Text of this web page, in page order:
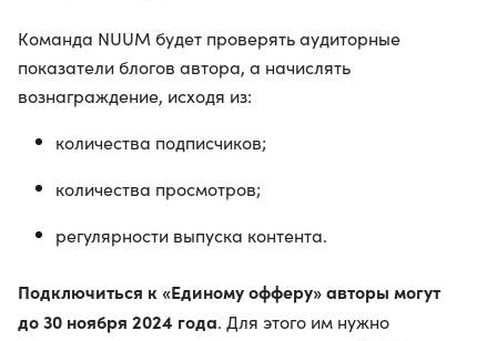
Команда NUUM будет проверять аудиторные
показатели блогов автора, а начислять
вознаграждение, исходя из:
количества подписчиков;
количества просмотров;
регулярности выпуска контента.
Подключиться к «Единому офферу» авторы могут
до 30 ноября 2024 года. Для этого им нужно